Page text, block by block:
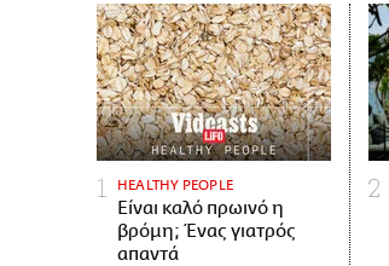
HEALTHY PEOPLE
Είναι καλό πρωινό η
βρόμη; Ένας γιατρός
απαντά